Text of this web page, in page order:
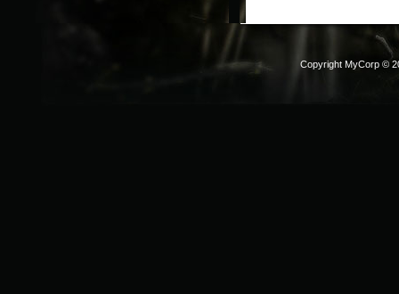
Copyright MyCorp ©